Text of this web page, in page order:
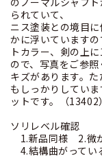
られていて、
ニス塗装との境目
かに浮いています
トカラー、剣の上
ので、写真をご参
キズがあります。
もしっかりしてい
ットです。（13402）
ソリレベル確認
1.新品同様 2.微
4.結構曲がって